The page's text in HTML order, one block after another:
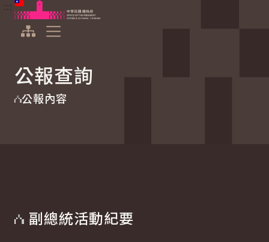
跳到主要內容
中華民國總統府
公報查詢
公報內容
副總統活動紀要